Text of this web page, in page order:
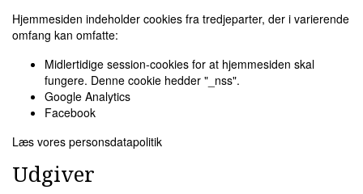
Hjemmesiden indeholder cookies fra tredjeparter, der i varierende
omfang kan omfatte:
Midlertidige session-cookies for at hjemmesiden skal
fungere. Denne cookie hedder "_nss".
Google Analytics
Facebook
Læs vores personsdatapolitik
Udgiver